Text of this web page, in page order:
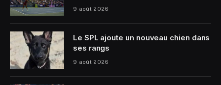
9 août 2026
Le SPL ajoute un nouveau chien dans
ses rangs
9 août 2026